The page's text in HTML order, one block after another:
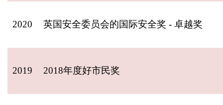
2020 英国安全委员会的国际安全奖 - 卓越奖
2019 2018年度好市民奖